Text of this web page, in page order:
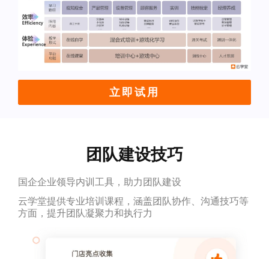
立即试用
团队建设技巧
国企企业领导内训工具，助力团队建设
云学堂提供专业培训课程，涵盖团队协作、沟通技巧等
方面，提升团队凝聚力和执行力